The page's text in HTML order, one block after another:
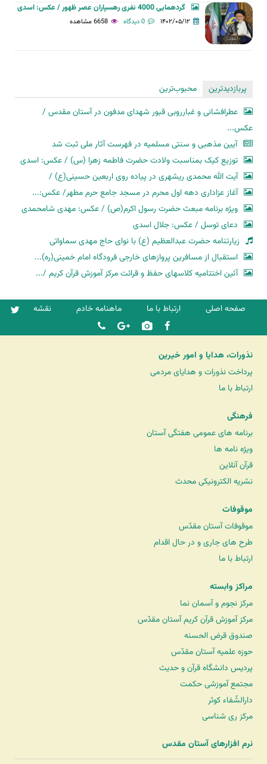
گردهمایی 4000 نفری رهسپاران عصر ظهور / عکس: اسدی
۱۴۰۲/۰۵/۱۲ 0 دیدگاه 6658 مشاهده
پربازدیدترین
محبوب‌ترین
عطرافشانی و غبارروبی قبور شهدای مدفون در آستان مقدس /
عکس...
آیین مذهبی و سنتی مسلمیه در فهرست آثار ملی ثبت شد
توزیع کیک بمناسبت ولادت حضرت فاطمه زهرا (س) / عکس: اسدی
آیت الله محمدی ریشهری در پیاده روی اربعین حسینی(ع) /
آغاز عزاداری دهه اول محرم در مسجد جامع حرم مطهر/ عکس:...
ویژه برنامه مبعث حضرت رسول اکرم(ص) / عکس: مهدی شامحمدی
دعای توسل / عکس: جلال اسدی
زیارتنامه حضرت عبدالعظیم (ع) با نوای حاج مهدی سماواتی
استقبال از مسافرین پروازهای خارجی فرودگاه امام خمینی(ره)...
آئین اختتامیه کلاسهای حفظ و قرائت مرکز آموزش قرآن کریم /...
صفحه اصلی ارتباط با ما ماهنامه خادم نقشه
نذورات، هدایا و امور خیرین
پرداخت نذورات و هدایای مردمی
ارتباط با ما
فرهنگی
برنامه های عمومی هفتگی آستان
ویژه نامه ها
قرآن آنلاین
نشریه الکترونیکی محدث
موقوفات
موقوفات آستان مقدّس
طرح های جاری و در حال اقدام
ارتباط با ما
مراکز وابسته
مرکز نجوم و آسمان نما
مرکز آموزش قرآن کریم آستان مقدّس
صندوق قرض الحسنه
حوزه علمیه آستان مقدّس
پردیس دانشگاه قرآن و حدیث
مجتمع آموزشی حکمت
دارالشّفاء کوثر
مرکز ری شناسی
نرم افزارهای آستان مقدس